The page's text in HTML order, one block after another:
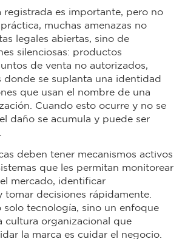
registrada es importante, pero no
muchas amenazas no
legales abiertas, sino de
silenciosas: productos
de venta no autorizados,
donde se suplanta una identidad
que usan el nombre de una
Cuando esto ocurre y no se
daño se acumula y puede ser
deben tener mecanismos activos
que les permitan monitorear
mercado, identificar
tomar decisiones rápidamente.
solo tecnología, sino un enfoque
cultura organizacional que
la marca es cuidar el negocio.